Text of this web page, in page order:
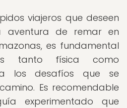
viajeros que deseen
aventura de remar en
es fundamental
tanto física como
los desafíos que se
Es recomendable
experimentado que